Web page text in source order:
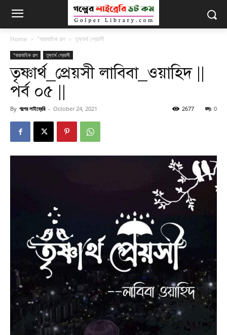
Home "ধারাবাহিক গল্প তৃষ্ণার্থ প্রেয়সী
"ধারাবাহিক গল্প তৃষ্ণার্থ প্রেয়সী
তৃষ্ণার্থ_প্রেয়সী লাবিবা_ওয়াহিদ ||
পর্ব ০৫ ||
By গল্পের লাইব্রেরি - October 24, 2021 0
2677